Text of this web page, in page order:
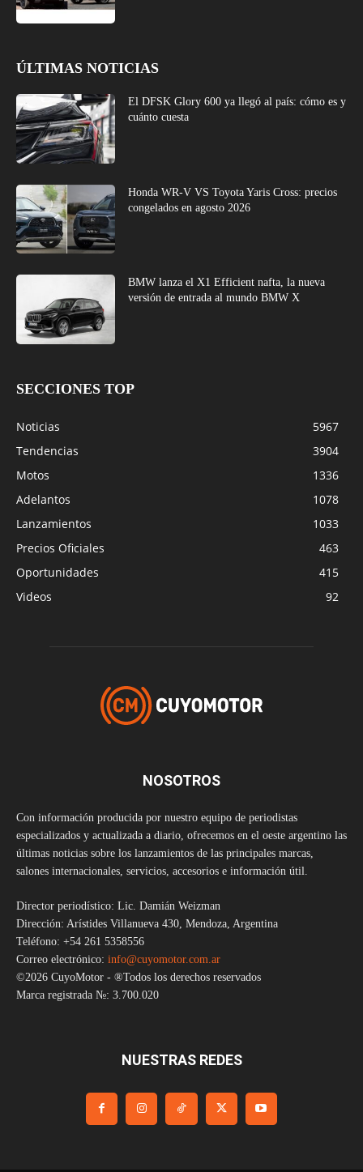
ÚLTIMAS NOTICIAS
El DFSK Glory 600 ya llegó al país: cómo es y
cuánto cuesta
Honda WR-V VS Toyota Yaris Cross: precios
congelados en agosto 2026
BMW lanza el X1 Efficient nafta, la nueva
versión de entrada al mundo BMW X
SECCIONES TOP
Noticias
5967
Tendencias
3904
Motos
1336
Adelantos
1078
Lanzamientos
1033
Precios Oficiales
463
Oportunidades
415
Videos
92
NOSOTROS
Con información producida por nuestro equipo de periodistas
especializados y actualizada a diario, ofrecemos en el oeste argentino las
últimas noticias sobre los lanzamientos de las principales marcas,
salones internacionales, servicios, accesorios e información útil.
Director periodístico: Lic. Damián Weizman
Dirección: Arístides Villanueva 430, Mendoza, Argentina
Teléfono: +54 261 5358556
Correo electrónico: info@cuyomotor.com.ar
©2026 CuyoMotor - ®Todos los derechos reservados
Marca registrada №: 3.700.020
NUESTRAS REDES